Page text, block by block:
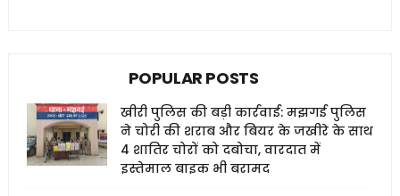
POPULAR POSTS
खीरी पुलिस की बड़ी कार्रवाई: मझगई पुलिस
ने चोरी की शराब और बियर के जखीरे के साथ
4 शातिर चोरों को दबोचा, वारदात में
इस्तेमाल बाइक भी बरामद